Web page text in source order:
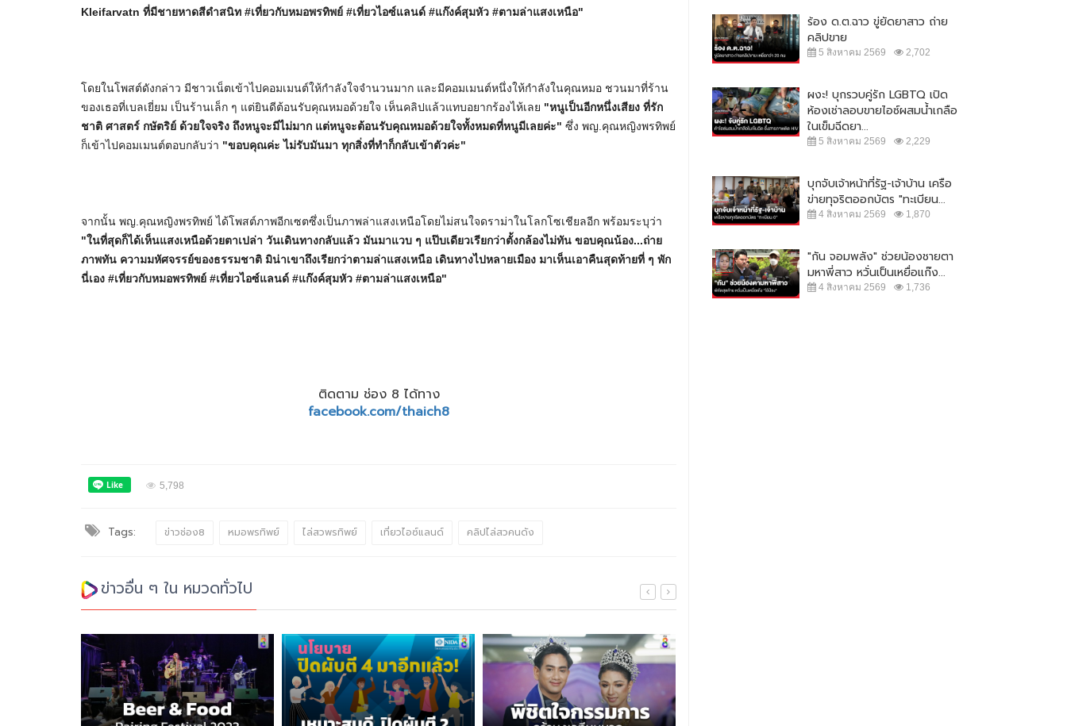
Kleifarvatn ที่มีชายหาดสีดำสนิท #เที่ยวกับหมอพรทิพย์ #เที่ยวไอซ์แลนด์ #แก๊งค์สุมหัว #ตามล่าแสงเหนือ"
โดยในโพสต์ดังกล่าว มีชาวเน็ตเข้าไปคอมเมนต์ให้กำลังใจจำนวนมาก และมีคอมเมนต์หนึ่งให้กำลังในคุณหมอ ชวนมาที่ร้าน
ของเธอที่เบลเยี่ยม เป็นร้านเล็ก ๆ แต่ยินดีต้อนรับคุณหมอด้วยใจ เห็นคลิปแล้วแทบอยากร้องไห้เลย "หนูเป็นอีกหนึ่งเสียง ที่รัก
ชาติ ศาสตร์ กษัตริย์ ด้วยใจจริง ถึงหนูจะมีไม่มาก แต่หนูจะต้อนรับคุณหมอด้วยใจทั้งหมดที่หนูมีเลยค่ะ" ซึ่ง พญ.คุณหญิงพรทิพย์
ก็เข้าไปคอมเมนต์ตอบกลับว่า "ขอบคุณค่ะ ไม่รับมันมา ทุกสิ่งที่ทำก็กลับเข้าตัวค่ะ"
จากนั้น พญ.คุณหญิงพรทิพย์ ได้โพสต์ภาพอีกเซตซึ่งเป็นภาพล่าแสงเหนือโดยไม่สนใจดราม่าในโลกโซเชียลอีก พร้อมระบุว่า
"ในที่สุดก็ได้เห็นแสงเหนือด้วยตาเปล่า วันเดินทางกลับแล้ว มันมาแวบ ๆ แป๊บเดียวเรียกว่าตั้งกล้องไม่ทัน ขอบคุณน้อง...ถ่าย
ภาพทัน ความมหัศจรรย์ของธรรมชาติ มิน่าเขาถึงเรียกว่าตามล่าแสงเหนือ เดินทางไปหลายเมือง มาเห็นเอาคืนสุดท้ายที่ ๆ พัก
นี่เอง #เที่ยวกับหมอพรทิพย์ #เที่ยวไอซ์แลนด์ #แก๊งค์สุมหัว #ตามล่าแสงเหนือ"
ติดตาม ช่อง 8 ได้ทาง
facebook.com/thaich8
5,798
Tags: ข่าวช่อง8 หมอพรทิพย์ ไล่สวพรทิพย์ เที่ยวไอซ์แลนด์ คลิปไล่สวคนดัง
ข่าวอื่น ๆ ใน หมวดทั่วไป
ร้อง ด.ต.ฉาว ขู่ยัดยาสาว ถ่าย
คลิปขาย
5 สิงหาคม 2569 2,702
ผงะ! บุกรวบคู่รัก LGBTQ เปิด
ห้องเช่าลอบขายไอซ์ผสมน้ำเกลือ
ในเข็มฉีดยา...
5 สิงหาคม 2569 2,229
บุกจับเจ้าหน้าที่รัฐ-เจ้าบ้าน เครือ
ข่ายทุจริตออกบัตร "ทะเบียน...
4 สิงหาคม 2569 1,870
"กัน จอมพลัง" ช่วยน้องชายตา
มหาพี่สาว หวั่นเป็นเหยื่อแก๊ง...
4 สิงหาคม 2569 1,736